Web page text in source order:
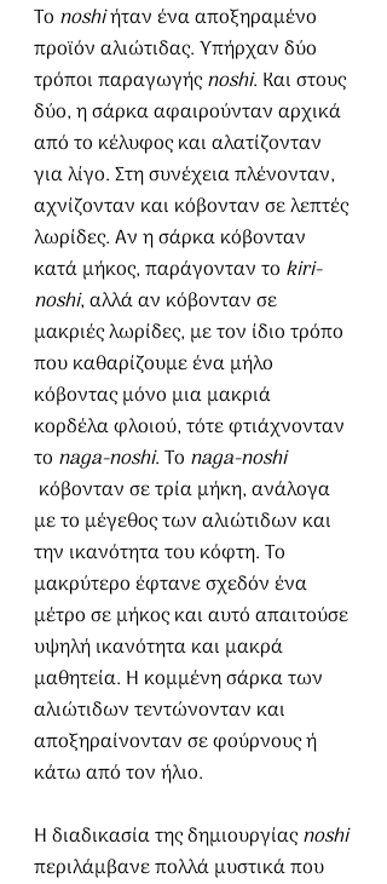
Το noshi ήταν ένα αποξηραμένο
προϊόν αλιώτιδας. Υπήρχαν δύο
τρόποι παραγωγής noshi. Και στους
δύο, η σάρκα αφαιρούνταν αρχικά
από το κέλυφος και αλατίζονταν
για λίγο. Στη συνέχεια πλένονταν,
αχνίζονταν και κόβονταν σε λεπτές
λωρίδες. Αν η σάρκα κόβονταν
κατά μήκος, παράγονταν το kiri-
noshi, αλλά αν κόβονταν σε
μακριές λωρίδες, με τον ίδιο τρόπο
που καθαρίζουμε ένα μήλο
κόβοντας μόνο μια μακριά
κορδέλα φλοιού, τότε φτιάχνονταν
το naga-noshi. Το naga-noshi
κόβονταν σε τρία μήκη, ανάλογα
με το μέγεθος των αλιώτιδων και
την ικανότητα του κόφτη. Το
μακρύτερο έφτανε σχεδόν ένα
μέτρο σε μήκος και αυτό απαιτούσε
υψηλή ικανότητα και μακρά
μαθητεία. Η κομμένη σάρκα των
αλιώτιδων τεντώνονταν και
αποξηραίνονταν σε φούρνους ή
κάτω από τον ήλιο.
Η διαδικασία της δημιουργίας noshi
περιλάμβανε πολλά μυστικά που